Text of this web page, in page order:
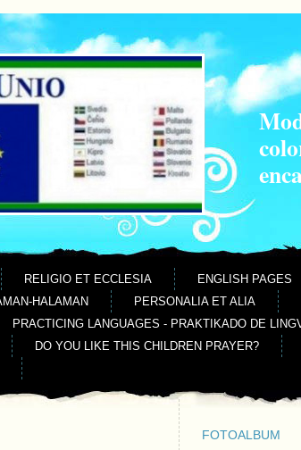
RELIGIO ET ECCLESIA ENGLISH PAGES
HALAMAN
PERSONALIA ET ALIA
PRACTICING LANGUAGES - PRAKTIKADO DE
DO YOU LIKE THIS CHILDREN PRAYER?
FOTOALBUM